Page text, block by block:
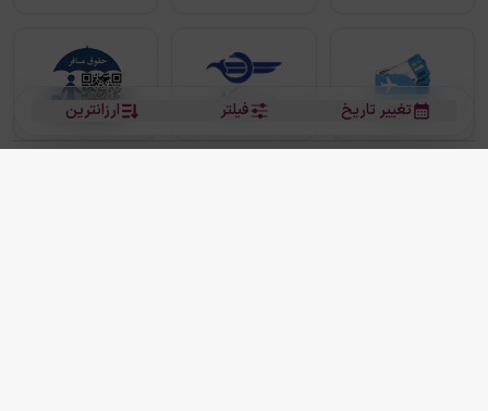
ارزانترین فیلتر تغییر تاریخ